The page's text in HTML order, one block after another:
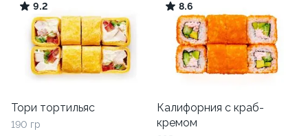
9.2
Тори тортильяс
190 гр
8.6
Калифорния с краб-
кремом